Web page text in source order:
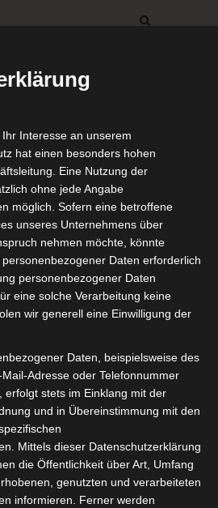
KREATIVE IDEEN
2021
Ihr Lieben,
letzten sechs
hat sich einiges
Zuhause
und ich bin sehr
über das
Interesse an unserem
hat einen besonders hohen
Eine Nutzung der
ohne jede Angabe
möglich. Sofern eine betroffene
unseres Unternehmens über
nehmen möchte, könnte
Daten erforderlich
personenbezogener Daten
eine solche Verarbeitung keine
wir generell eine Einwilligung der
Daten, beispielsweise des
Adresse oder Telefonnummer
erfolgt stets im Einklang mit der
und in Übereinstimmung mit den
Mittels dieser Datenschutzerklärung
die Öffentlichkeit über Art, Umfang
genutzten und verarbeiteten
informieren. Ferner werden